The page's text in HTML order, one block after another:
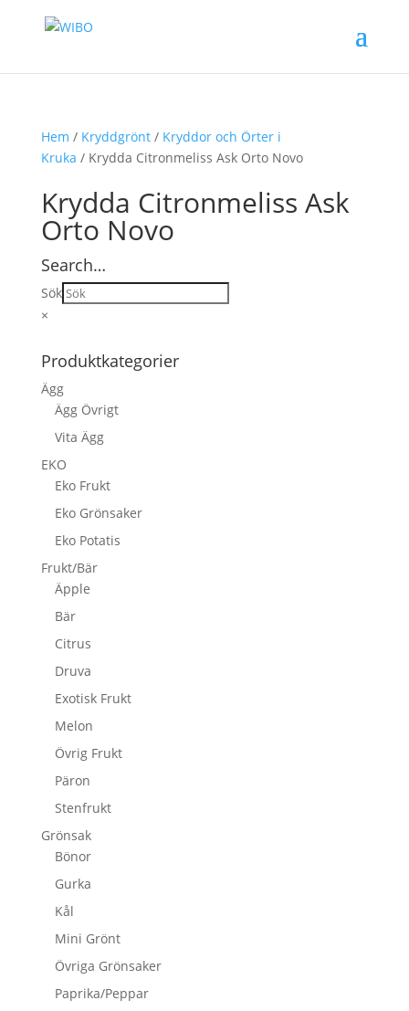
Hem / Kryddgrönt/ Kryddor och Örter i
Kruka / Krydda Citronmeliss Ask Orto Novo
Krydda Citronmeliss Ask
Orto Novo
Search…
Sök
×
Produktkategorier
Ägg
Ägg Övrigt
Vita Ägg
EKO
Eko Frukt
Eko Grönsaker
Eko Potatis
Frukt/Bär
Äpple
Bär
Citrus
Druva
Exotisk Frukt
Melon
Övrig Frukt
Päron
Stenfrukt
Grönsak
Bönor
Gurka
Kål
Mini Grönt
Övriga Grönsaker
Paprika/Peppar